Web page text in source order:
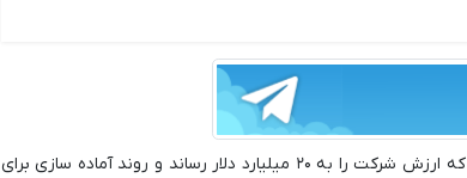
کراکن در دو مرحله جداگانه طی دو ماه گذشته، ۸۰۰ میلیون دلار جذب کرد که ارزش شرکت را به ۲۰ میلیارد دلار رساند و روند آماده سازی برای